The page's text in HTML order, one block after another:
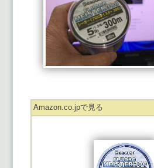
Amazon.co.jpで見る